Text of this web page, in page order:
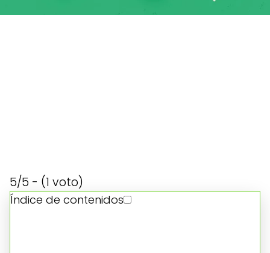
5/5 - (1 voto)
Índice de contenidos